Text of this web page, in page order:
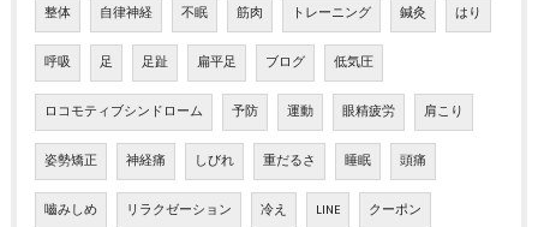
整体 自律神経 不眠 筋肉 トレーニング 鍼灸 はり
呼吸 足 足趾 扁平足 ブログ 低気圧
ロコモティブシンドローム 予防 運動 眼精疲労 肩こり
姿勢矯正 神経痛 しびれ 重だるさ 睡眠 頭痛
嚙みしめ リラクゼーション 冷え LINE クーポン